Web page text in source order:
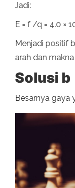
Jadi:
E = f /q = 4.0 ×
Menjadi positif
arah dan
Solusi b
Besarnya gaya